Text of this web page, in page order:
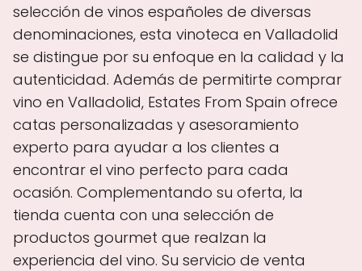
selección de vinos españoles de diversas
denominaciones, esta vinoteca en Valladolid
se distingue por su enfoque en la calidad y la
autenticidad. Además de permitirte comprar
vino en Valladolid, Estates From Spain ofrece
catas personalizadas y asesoramiento
experto para ayudar a los clientes a
encontrar el vino perfecto para cada
ocasión. Complementando su oferta, la
tienda cuenta con una selección de
productos gourmet que realzan la
experiencia del vino. Su servicio de venta